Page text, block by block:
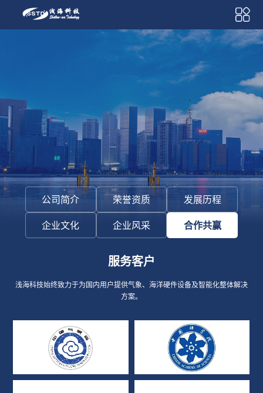
公司简介 荣誉资质 发展历程
企业文化 企业风采 合作共赢
服务客户
浅海科技始终致力于为国内用户提供气象、海洋硬件设备及智能化整体解决
方案。